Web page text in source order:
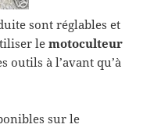
sont réglables et
lemotoculteur
outils à l’avant qu’à
sur le